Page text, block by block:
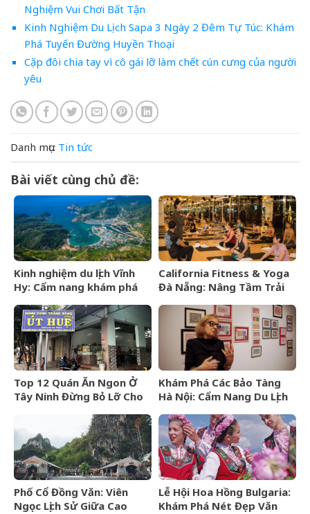
Nghiệm Vui Chơi Bất Tận
Kinh Nghiệm Du Lịch Sapa 3 Ngày 2 Đêm Tự Túc: Khám
Phá Tuyến Đường Huyền Thoại
Cặp đôi chia tay vì cô gái lỡ làm chết cún cưng của người
yêu
Danh mục: Tin tức
Bài viết cùng chủ đề:
Kinh nghiệm du lịch Vĩnh
Hy: Cẩm nang khám phá
Ninh Thuận
California Fitness & Yoga
Đà Nẵng: Nâng Tầm Trải
Top 12 Quán Ăn Ngon Ở
Tây Ninh Đừng Bỏ Lỡ Cho
Khám Phá Các Bảo Tàng
Hà Nội: Cẩm Nang Du Lịch
Phố Cổ Đồng Văn: Viên
Ngọc Lịch Sử Giữa Cao
Lễ Hội Hoa Hồng Bulgaria:
Khám Phá Nét Đẹp Văn